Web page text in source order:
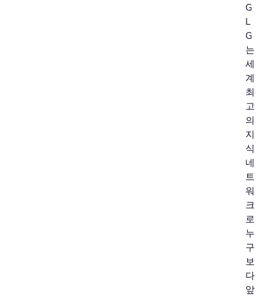
G
L
G
는
세
계
최
고
의
지
식
네
트
워
크
로
누
구
보
다
앞